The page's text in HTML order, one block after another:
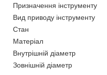
Призначення інструменту
Вид приводу інструменту
Стан
Матеріал
Внутрішній діаметр
Зовнішній діаметр